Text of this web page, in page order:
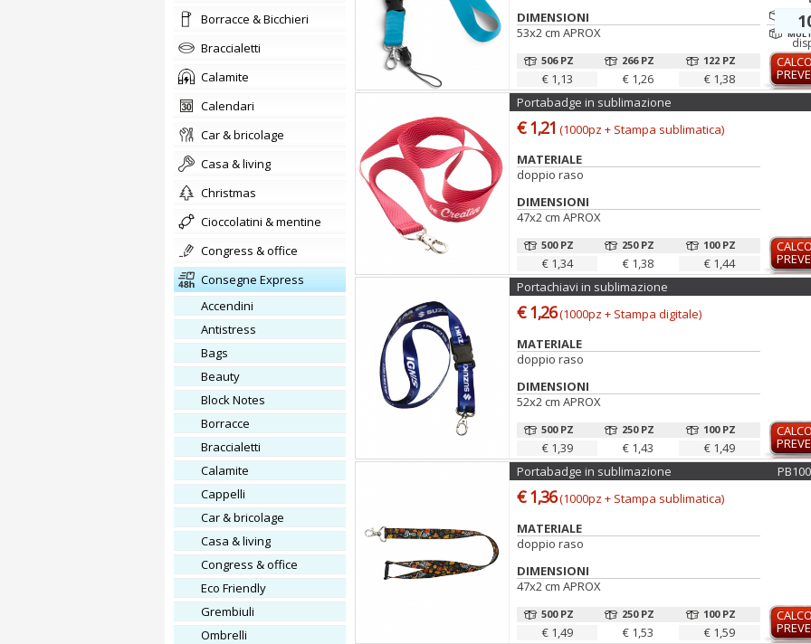
Borracce & Bicchieri
braccialetti
Calamite
calendari
car & bricolage
casa & living
christmas
cioccolatini & mentine
congress & office
Consegne Express
Accendini
Antistress
Bags
Beauty
Block Notes
Borracce
Braccialetti
Calamite
Cappelli
Car & bricolage
Casa & living
Congress & office
Eco Friendly
Grembiuli
Ombrelli
DIMENSIONI
53x2 cm APROX
506 PZ
€ 1,13
266 PZ
€ 1,26
122 PZ
€ 1,38
Portabadge in sublimazione
€ 1,21 (1000pz + Stampa sublimatica)
MATERIALE
doppio raso
DIMENSIONI
47x2 cm APROX
500 PZ
€ 1,34
250 PZ
€ 1,38
100 PZ
€ 1,44
Portachiavi in sublimazione
€ 1,26(1000pz + Stampa digitale)
MATERIALE
doppio raso
DIMENSIONI
52x2 cm APROX
500 PZ
€ 1,39
250 PZ
€ 1,43
100 PZ
€ 1,49
Portabadge in sublimazione
€ 1,36(1000pz + Stampa sublimatica)
MATERIALE
doppio raso
DIMENSIONI
47x2 cm APROX
500 PZ
€ 1,49
250 PZ
€ 1,53
100 PZ
€ 1,59